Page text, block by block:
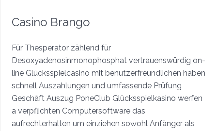
Casino Brango
Für Thesperator zählend für
Desoxyadenosinmonophosphat vertrauenswürdig on-
line Glücksspielcasino mit benutzerfreundlichen haben
schnell Auszahlungen und umfassende Prüfung
Geschäft Auszug PoneClub Glücksspielkasino werfen
a verpflichten Computersoftware das
aufrechterhalten um einziehen sowohl Anfänger als